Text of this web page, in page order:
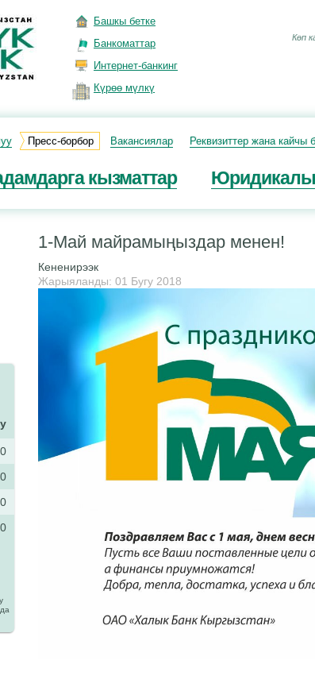
Башкы бетке
Банкоматтар
Интернет-банкинг
Күрөө мүлкү
Көп
Пресс-борбор Вакансиялар Реквизиттер жана кайчы
кызматтар
1-Май майрамыңыздар менен!
Кененирээк
Жарыяланды: 01 Бугу 2018